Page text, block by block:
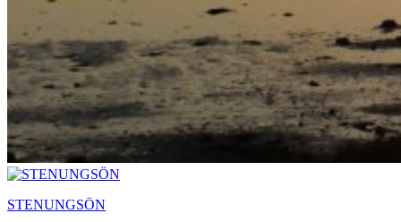
STENUNGSÖN